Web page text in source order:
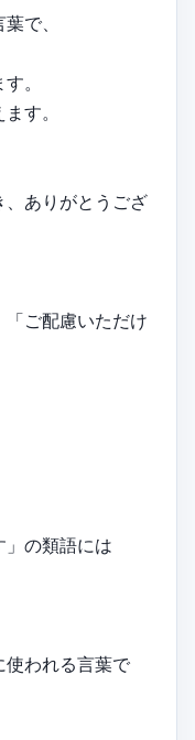
で、
。
す。
、ありがとうござ
「ご配慮いただけ
」の類語には
使われる言葉で